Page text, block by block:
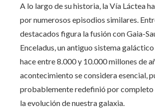
A lo largo de su historia, la Vía Láctea
por numerosos episodios similares.
destacados figura la fusión con Gaia-
Enceladus, un antiguo sistema
hace entre 8.000 y 10.000 millones de
acontecimiento se considera esencial,
probablemente redefinió por completo
la evolución de nuestra galaxia.